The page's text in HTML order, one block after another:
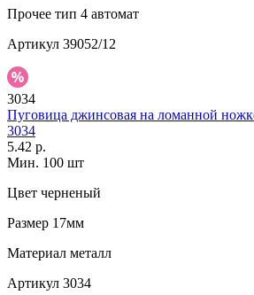
Прочее тип 4 автомат
Артикул 39052/12
3034
Пуговица джинсовая на ломанной
3034
5.42 р.
Мин. 100 шт
Цвет черненый
Размер 17мм
Материал металл
Артикул 3034